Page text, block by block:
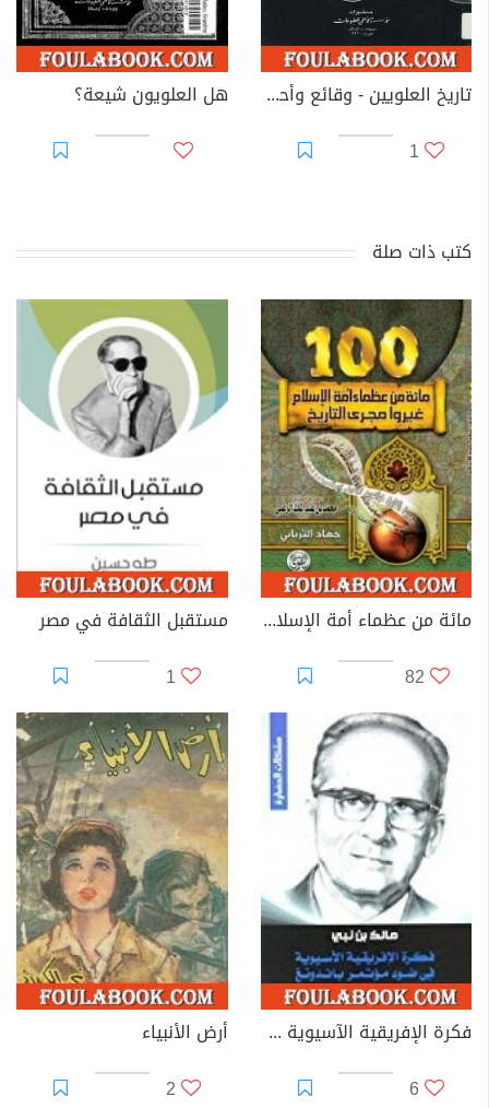
تاريخ العلويين - وقائع وأحداث
1
هل العلويون شيعة؟
كتب ذات صلة
مائة من عظماء أمة الإسلام غيروا مجرى التاريخ
82
مستقبل الثقافة في مصر
1
فكرة الإفريقية الآسيوية في ضوء مؤتمر باندونغ
6
أرض الأنبياء
2